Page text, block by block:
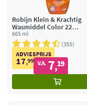
Robijn Klein & Krachtig
Wasmiddel Color 22
Wasbeurten
665 ml
355
ADVIESPRIJS
17,99 V.A. 7,19